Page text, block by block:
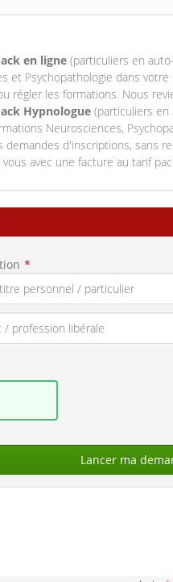
en ligne (particuliers en
et Psychopathologie dans
régler les formations. Nous
Hypnologue (particuliers en
Neurosciences,
demandes d'inscriptions, sans
avec une facture au tarif
Lancer ma